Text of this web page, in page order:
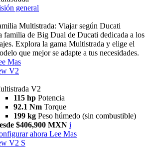
general
Multistrada: Viajar según Ducati
familia de Big Dual de Ducati dedicada a los
Explora la gama Multistrada y elige el
que mejor se adapte a tus necesidades.
Mas
V2
V2
115 hp Potencia
92.1 Nm Torque
199 kg Peso húmedo (sin combustible)
$406,900 MXN i
ahora Lee Mas
V2 S